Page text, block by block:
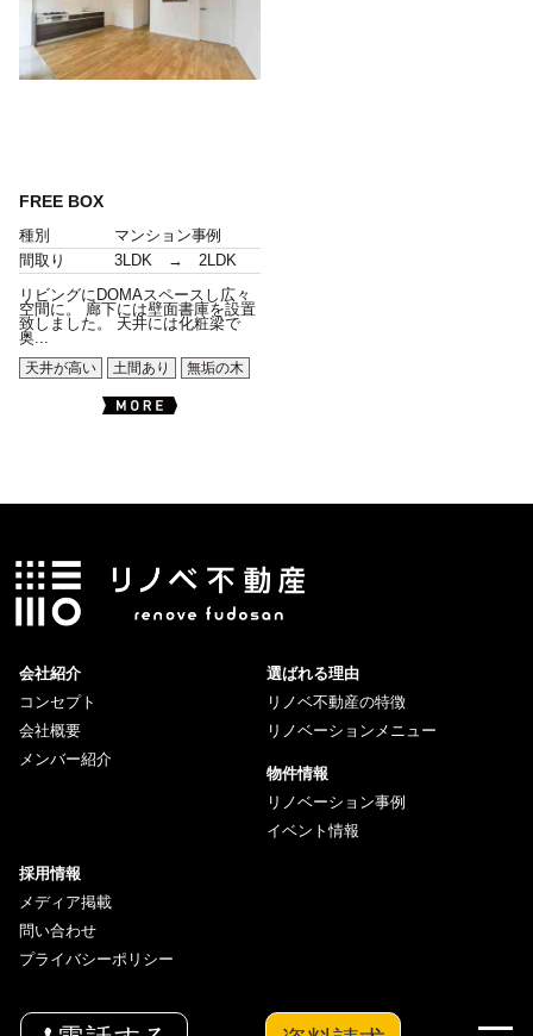
FREE BOX
種別
マンション事例
間取り
3LDK → 2LDK
リビングにDOMAスペースし広々
空間に。 廊下には壁面書庫を設置
致しました。 天井には化粧梁で
奥...
天井が高い
土間あり 無垢の木
会社紹介
コンセプト
会社概要
メンバー紹介
選ばれる理由
リノベ不動産の特徴
リノベーションメニュー
物件情報
リノベーション事例
イベント情報
採用情報
メディア掲載
問い合わせ
プライバシーポリシー